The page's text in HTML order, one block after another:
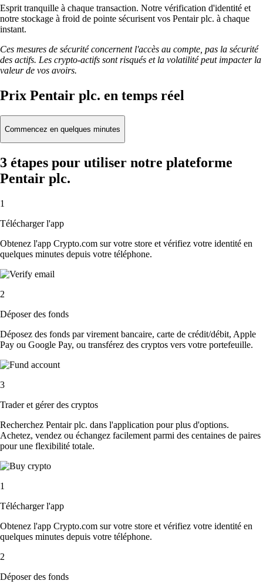
Esprit tranquille à chaque transaction. Notre vérification d'identité et
notre stockage à froid de pointe sécurisent vos Pentair plc. à chaque
instant.
Ces mesures de sécurité concernent l'accès au compte, pas la sécurité
des actifs. Les crypto-actifs sont risqués et la volatilité peut impacter la
valeur de vos avoirs.
Prix Pentair plc. en temps réel
Commencez en quelques minutes
3 étapes pour utiliser notre plateforme
Pentair plc.
1
Télécharger l'app
Obtenez l'app Crypto.com sur votre store et vérifiez votre identité en
quelques minutes depuis votre téléphone.
2
Déposer des fonds
Déposez des fonds par virement bancaire, carte de crédit/débit, Apple
Pay ou Google Pay, ou transférez des cryptos vers votre portefeuille.
3
Trader et gérer des cryptos
Recherchez Pentair plc. dans l'application pour plus d'options.
Achetez, vendez ou échangez facilement parmi des centaines de paires
pour une flexibilité totale.
1
Télécharger l'app
Obtenez l'app Crypto.com sur votre store et vérifiez votre identité en
quelques minutes depuis votre téléphone.
2
Déposer des fonds